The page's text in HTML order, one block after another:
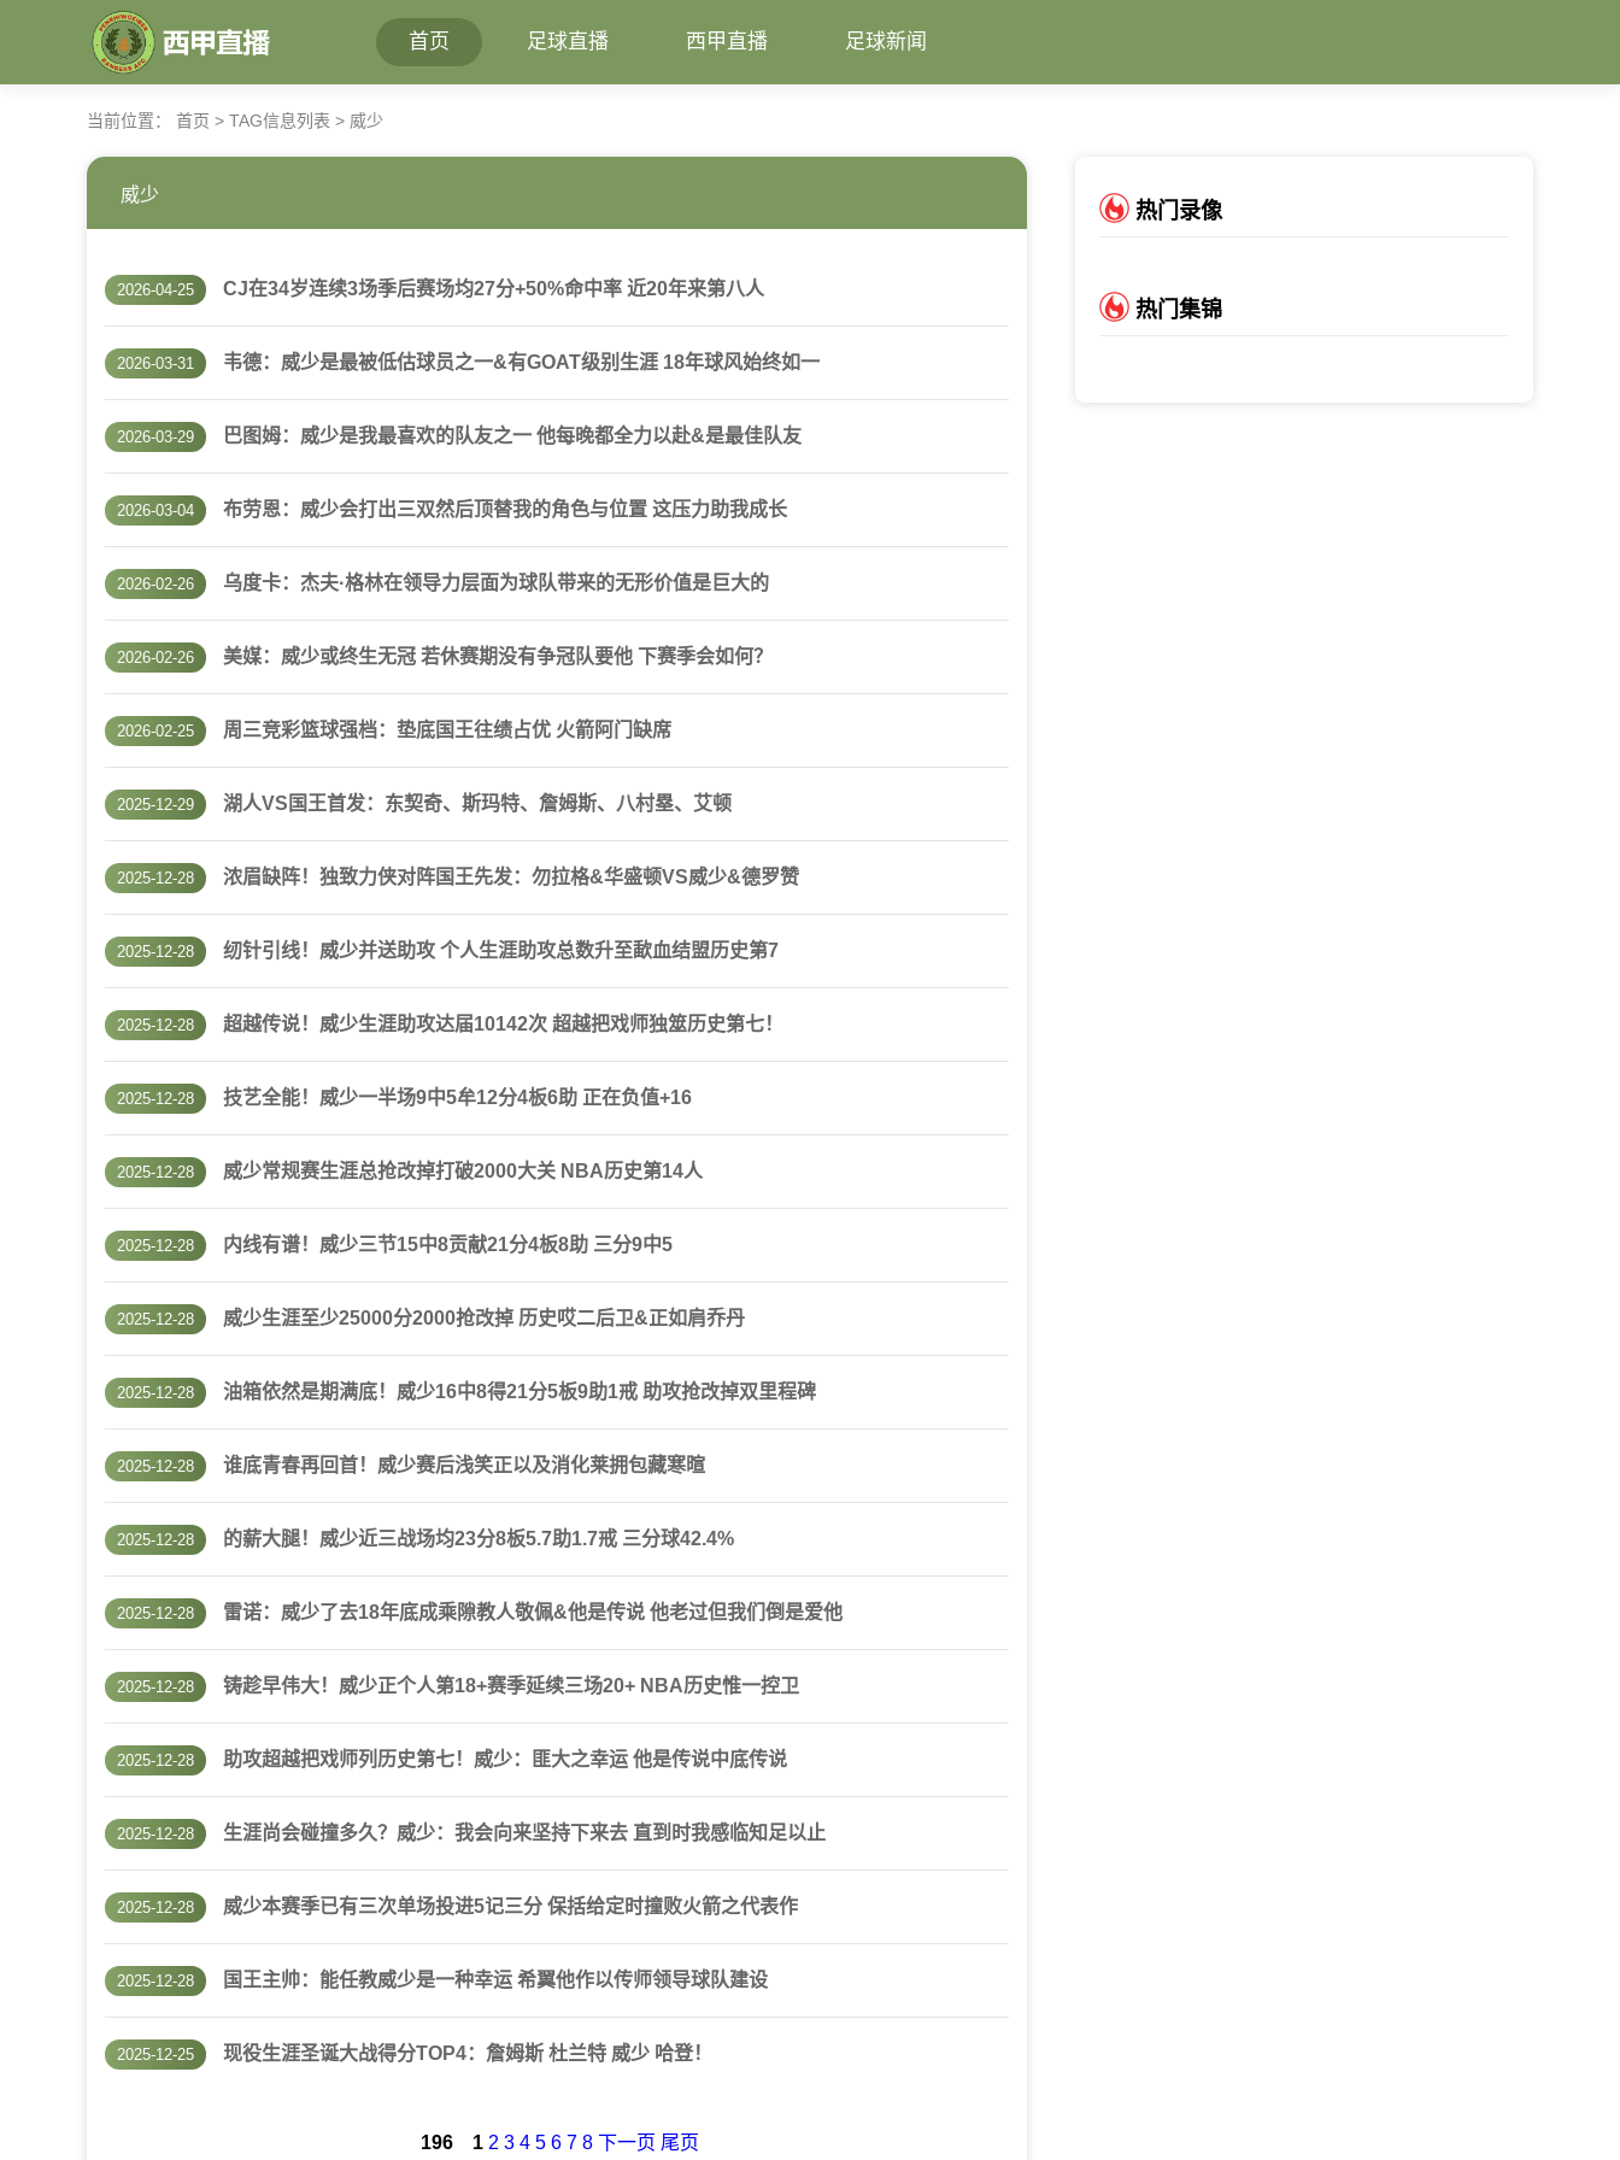
首页 足球直播 西甲直播 足球新闻
当前位置： 首页 > TAG信息列表 > 威少
威少
2026-04-25 CJ在34岁连续3场季后赛场均27分+50%命中率 近20年来第八人
2026-03-31 韦德：威少是最被低估球员之一&有GOAT级别生涯 18年球风始终如一
2026-03-29 巴图姆：威少是我最喜欢的队友之一 他每晚都全力以赴&是最佳队友
2026-03-04 布劳恩：威少会打出三双然后顶替我的角色与位置 这压力助我成长
2026-02-26 乌度卡：杰夫·格林在领导力层面为球队带来的无形价值是巨大的
2026-02-26 美媒：威少或终生无冠 若休赛期没有争冠队要他 下赛季会如何？
2026-02-25 周三竞彩篮球强档：垫底国王往绩占优 火箭阿门缺席
2025-12-29 湖人VS国王首发：东契奇、斯玛特、詹姆斯、八村塁、艾顿
2025-12-28 浓眉缺阵！独致力侠对阵国王先发：勿拉格&华盛顿VS威少&德罗赞
2025-12-28 纫针引线！威少并送助攻 个人生涯助攻总数升至歃血结盟历史第7
2025-12-28 超越传说！威少生涯助攻达届10142次 超越把戏师独筮历史第七！
2025-12-28 技艺全能！威少一半场9中5牟12分4板6助 正在负值+16
2025-12-28 威少常规赛生涯总抢改掉打破2000大关 NBA历史第14人
2025-12-28 内线有谱！威少三节15中8贡献21分4板8助 三分9中5
2025-12-28 威少生涯至少25000分2000抢改掉 历史哎二后卫&正如肩乔丹
2025-12-28 油箱依然是期满底！威少16中8得21分5板9助1戒 助攻抢改掉双里程碑
2025-12-28 谁底青春再回首！威少赛后浅笑正以及消化莱拥包藏寒暄
2025-12-28 的薪大腿！威少近三战场均23分8板5.7助1.7戒 三分球42.4%
2025-12-28 雷诺：威少了去18年底成乘隙教人敬佩&他是传说 他老过但我们倒是爱他
2025-12-28 铸趁早伟大！威少正个人第18+赛季延续三场20+ NBA历史惟一控卫
2025-12-28 助攻超越把戏师列历史第七！威少：匪大之幸运 他是传说中底传说
2025-12-28 生涯尚会碰撞多久？威少：我会向来坚持下来去 直到时我感临知足以止
2025-12-28 威少本赛季已有三次单场投进5记三分 保括给定时撞败火箭之代表作
2025-12-28 国王主帅：能任教威少是一种幸运 希翼他作以传师领导球队建设
2025-12-25 现役生涯圣诞大战得分TOP4：詹姆斯 杜兰特 威少 哈登！
196 1 2 3 4 5 6 7 8 下一页 尾页
热门录像
热门集锦